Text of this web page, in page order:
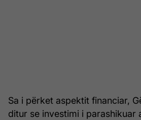
Sa i përket aspektit financiar,
ditur se investimi i parashikuar